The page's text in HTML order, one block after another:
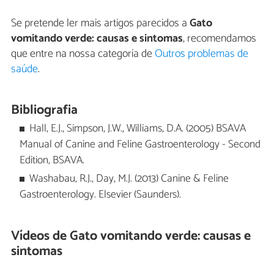
Se pretende ler mais artigos parecidos aGato
vomitando verde: causas e sintomas, recomendamos
que entre na nossa categoria deOutros problemas de
saúde.
Bibliografia
Hall, E.J., Simpson, J.W., Williams, D.A. (2005) BSAVA
Manual of Canine and Feline Gastroenterology - Second
Edition, BSAVA.
Washabau, R.J., Day, M.J. (2013) Canine & Feline
Gastroenterology. Elsevier (Saunders).
Vídeos de Gato vomitando verde: causas e
sintomas